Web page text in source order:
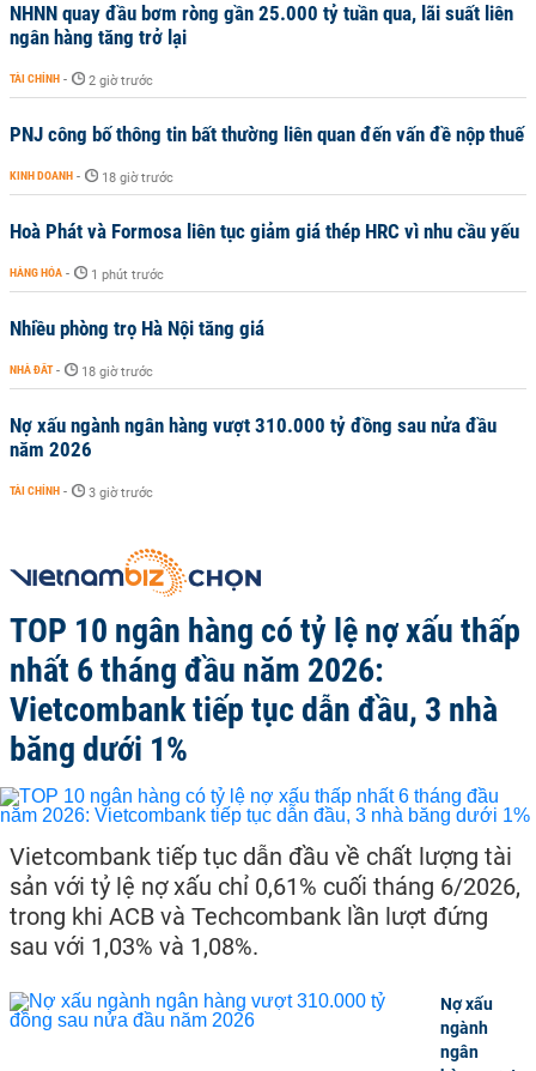
NHNN quay đầu bơm ròng gần 25.000 tỷ tuần qua, lãi suất liên
ngân hàng tăng trở lại
TÀI CHÍNH - 2 giờ trước
PNJ công bố thông tin bất thường liên quan đến vấn đề nộp thuế
KINH DOANH - 18 giờ trước
Hoà Phát và Formosa liên tục giảm giá thép HRC vì nhu cầu yếu
HÀNG HÓA - 1 phút trước
Nhiều phòng trọ Hà Nội tăng giá
NHÀ ĐẤT - 18 giờ trước
Nợ xấu ngành ngân hàng vượt 310.000 tỷ đồng sau nửa đầu
năm 2026
TÀI CHÍNH - 3 giờ trước
TOP 10 ngân hàng có tỷ lệ nợ xấu thấp
nhất 6 tháng đầu năm 2026:
Vietcombank tiếp tục dẫn đầu, 3 nhà
băng dưới 1%
Vietcombank tiếp tục dẫn đầu về chất lượng tài
sản với tỷ lệ nợ xấu chỉ 0,61% cuối tháng 6/2026,
trong khi ACB và Techcombank lần lượt đứng
sau với 1,03% và 1,08%.
Nợ xấu
ngành
ngân